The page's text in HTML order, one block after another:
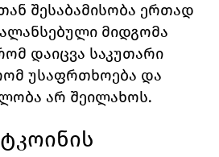
შესაბამისობა ერთად
მიდგომა
დაიცვა საკუთარი
უსაფრთხოება და
არ შეილახოს.